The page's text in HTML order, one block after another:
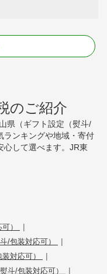
のご紹介
県（ギフト設定（熨斗/
ランキングや地域・寄付
心して選べます。JR東
） |
/包装対応可） |
対応可） |
斗/包装対応可） |